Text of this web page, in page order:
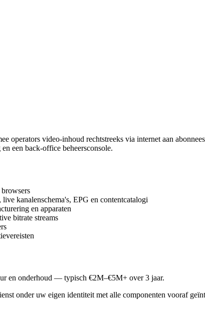
operators video-inhoud rechtstreeks via internet aan
een back-office beheersconsole.
kanalenschema's, EPG en contentcatalogi
en apparaten
bitrate streams
en onderhoud — typisch €2M–€5M+ over 3 jaar.
onder uw eigen identiteit met alle componenten vooraf